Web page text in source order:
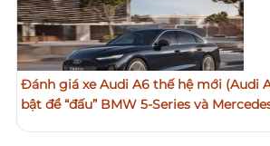
Đánh giá xe Audi A6 thế hệ mới (Audi
bật để “đấu” BMW 5-Series và